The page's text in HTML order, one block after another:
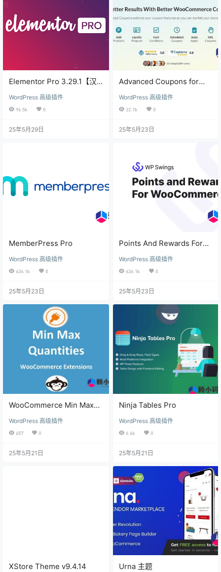
Elementor Pro 3.29.1【汉
WordPress 高级插件
96.5k 0
25年5月29日
Advanced Coupons for
WooCommerce Premium
WordPress 高级插件
22.1k 0
25年5月23日
MemberPress Pro
WordPress 高级插件
636.1k 0
25年5月23日
Points And Rewards For
WooCommerce Pro
WordPress 高级插件
636.1k 0
25年5月23日
WooCommerce Min Max
WordPress 高级插件
657 0
25年5月21日
Ninja Tables Pro
WordPress 高级插件
6.6k 0
25年5月21日
XStore Theme v9.4.14 Urna 主题